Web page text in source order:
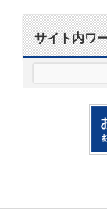
サイト内ワ